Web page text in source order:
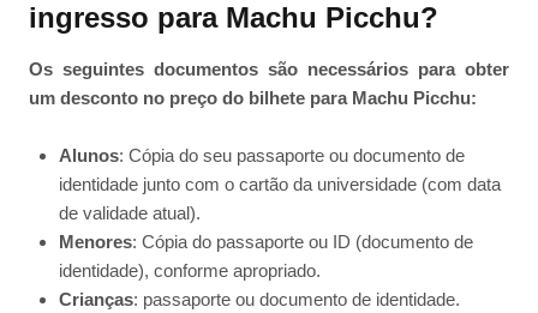
ingresso para Machu Picchu?
Os seguintes documentos são necessários para obter
um desconto no preço do bilhete para Machu Picchu:
Alunos: Cópia do seu passaporte ou documento de
identidade junto com o cartão da universidade (com data
de validade atual).
Menores: Cópia do passaporte ou ID (documento de
identidade), conforme apropriado.
Crianças: passaporte ou documento de identidade.